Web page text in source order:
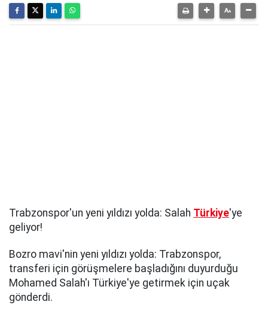
Trabzonspor'un yeni yıldızı yolda: Salah Türkiye'ye
geliyor!
Bozro mavi'nin yeni yıldızı yolda: Trabzonspor,
transferi için görüşmelere başladığını duyurduğu
Mohamed Salah'ı Türkiye'ye getirmek için uçak
gönderdi.